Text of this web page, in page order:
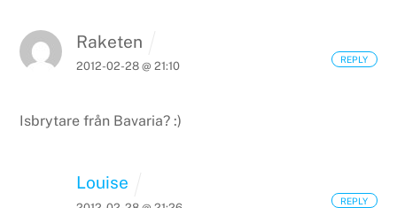
Raketen
2012-02-28 @ 21:10
Isbrytare från Bavaria? :)
REPLY
Louise
REPLY